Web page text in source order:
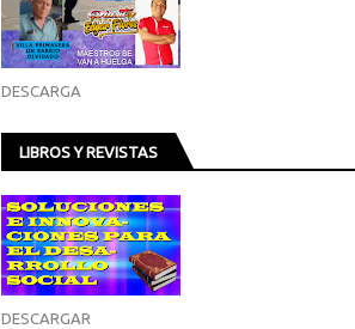
DESCARGA
LIBROS Y REVISTAS
DESCARGAR